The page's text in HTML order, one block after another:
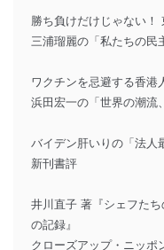
勝ち負けだけじゃない！
三浦瑠麗の「私たちの民
ワクチンを忌避する香港
浜田宏一の「世界の潮流
バイデン肝いりの「法人
新刊書評
井川直子 著『シェフた
の記録』
クローズアップ・ニッポ